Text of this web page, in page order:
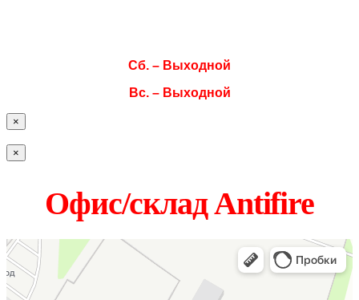
Сб. – Выходной
Вс. – Выходной
×
×
Офис/склад Antifire